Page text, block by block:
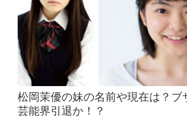
松岡茉優の妹の名前や現在は？ブ
芸能界引退か！？